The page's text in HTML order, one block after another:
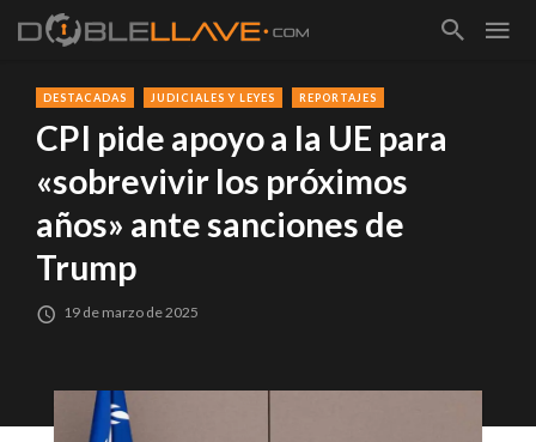
DESTACADAS JUDICIALES Y LEYES REPORTAJES
CPI pide apoyo a la UE para
«sobrevivir los próximos
años» ante sanciones de
Trump
19 de marzo de 2025